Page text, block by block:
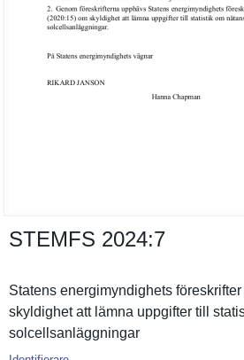
STEMFS 2024:​7
Statens energimynd­ighets
skyldighet att lämna uppgifter till
solcellsan­läggningar